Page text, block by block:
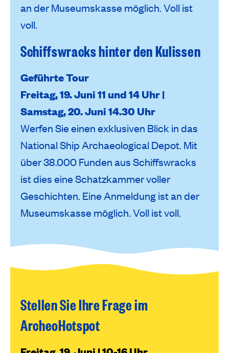
an der Museumskasse möglich. Voll ist
voll.
Schiffswracks hinter den Kulissen
Geführte Tour
Freitag, 19. Juni 11 und 14 Uhr |
Samstag, 20. Juni 14.30 Uhr
Werfen Sie einen exklusiven Blick in das
National Ship Archaeological Depot. Mit
über 38.000 Funden aus Schiffswracks
ist dies eine Schatzkammer voller
Geschichten. Eine Anmeldung ist an der
Museumskasse möglich. Voll ist voll.
Stellen Sie Ihre Frage im
ArcheoHotspot